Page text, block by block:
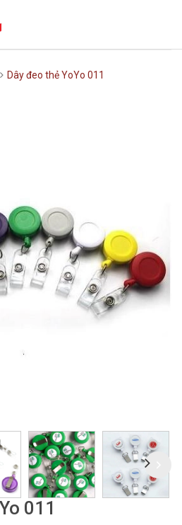
Dây đeo thẻ YoYo 011
011